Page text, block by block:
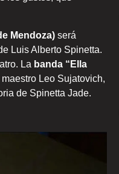
Mendoza) será
Luis Alberto Spinetta.
La banda “Ella
Leo Sujatovich,
de Spinetta Jade.